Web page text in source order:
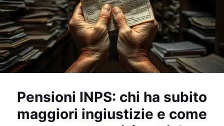
Pensioni INPS: chi ha subito
maggiori ingiustizie e come